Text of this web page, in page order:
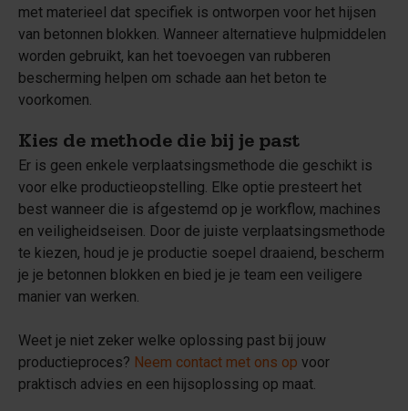
met materieel dat specifiek is ontworpen voor het hijsen
van betonnen blokken. Wanneer alternatieve hulpmiddelen
worden gebruikt, kan het toevoegen van rubberen
bescherming helpen om schade aan het beton te
voorkomen.
Kies de methode die bij je past
Er is geen enkele verplaatsingsmethode die geschikt is
voor elke productieopstelling. Elke optie presteert het
best wanneer die is afgestemd op je workflow, machines
en veiligheidseisen. Door de juiste verplaatsingsmethode
te kiezen, houd je je productie soepel draaiend, bescherm
je je betonnen blokken en bied je je team een veiligere
manier van werken.
Weet je niet zeker welke oplossing past bij jouw
productieproces? Neem contact met ons op voor
praktisch advies en een hijsoplossing op maat.